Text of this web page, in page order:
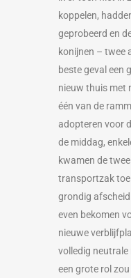
koppelen,
geprobeerd en
konijnen – twee
beste geval een
nieuw thuis met
één van de
adopteren voor
de middag,
kwamen de
transportzak toe
grondig
even bekomen
nieuwe
volledig
een grote rol